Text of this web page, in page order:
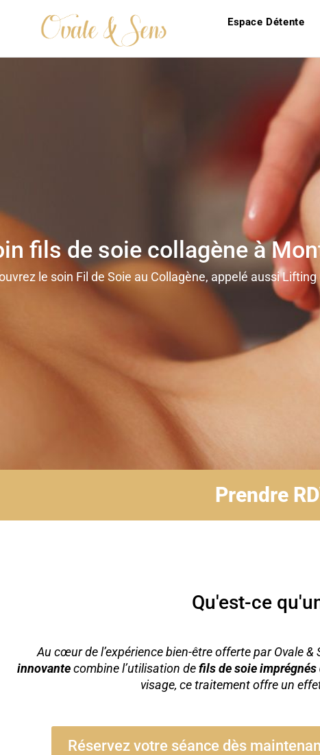
Espace Détente
fils de soie collagène à
le soin Fil de Soie au Collagène, appelé aussi Lifting
Prendre
Qu'est-ce
Au cœur de l’expérience bien-être offerte par Ovale
innovantecombine l’utilisation defils de soie imprégnés
visage, ce traitement offre un
Réservez votre séance dès